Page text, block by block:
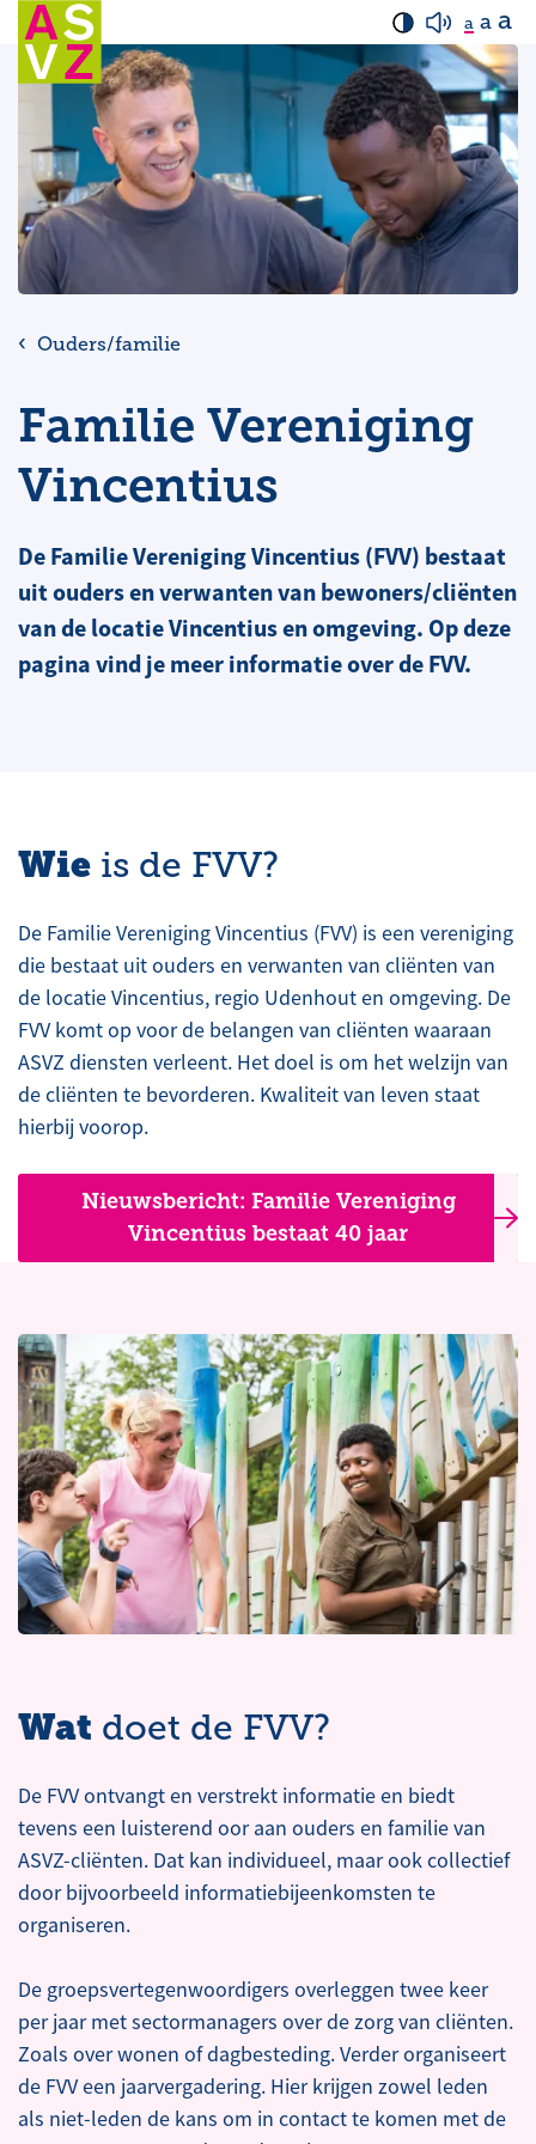
a a a
Ouders/familie
Familie Vereniging
Vincentius
De Familie Vereniging Vincentius (FVV) bestaat
uit ouders en verwanten van bewoners/cliënten
van de locatie Vincentius en omgeving. Op deze
pagina vind je meer informatie over de FVV.
Wie is de FVV?
De Familie Vereniging Vincentius (FVV) is een vereniging
die bestaat uit ouders en verwanten van cliënten van
de locatie Vincentius, regio Udenhout en omgeving. De
FVV komt op voor de belangen van cliënten waaraan
ASVZ diensten verleent. Het doel is om het welzijn van
de cliënten te bevorderen. Kwaliteit van leven staat
hierbij voorop.
Nieuwsbericht: Familie Vereniging
Vincentius bestaat 40 jaar
Wat doet de FVV?
De FVV ontvangt en verstrekt informatie en biedt
tevens een luisterend oor aan ouders en familie van
ASVZ-cliënten. Dat kan individueel, maar ook collectief
door bijvoorbeeld informatiebijeenkomsten te
organiseren.
De groepsvertegenwoordigers overleggen twee keer
per jaar met sectormanagers over de zorg van cliënten.
Zoals over wonen of dagbesteding. Verder organiseert
de FVV een jaarvergadering. Hier krijgen zowel leden
als niet-leden de kans om in contact te komen met de